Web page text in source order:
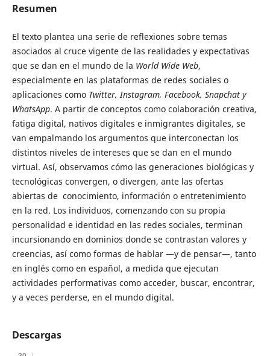
Resumen
El texto plantea una serie de reflexiones sobre temas
asociados al cruce vigente de las realidades y expectativas
que se dan en el mundo de la World Wide Web,
especialmente en las plataformas de redes sociales o
aplicaciones como Twitter, Instagram, Facebook, Snapchat y
WhatsApp. A partir de conceptos como colaboración creativa,
fatiga digital, nativos digitales e inmigrantes digitales, se
van empalmando los argumentos que interconectan los
distintos niveles de intereses que se dan en el mundo
virtual. Así, observamos cómo las generaciones biológicas y
tecnológicas convergen, o divergen, ante las ofertas
abiertas de conocimiento, información o entretenimiento
en la red. Los individuos, comenzando con su propia
personalidad e identidad en las redes sociales, terminan
incursionando en dominios donde se contrastan valores y
creencias, así como formas de hablar ―y de pensar―, tanto
en inglés como en español, a medida que ejecutan
actividades performativas como acceder, buscar, encontrar,
y a veces perderse, en el mundo digital.
Descargas